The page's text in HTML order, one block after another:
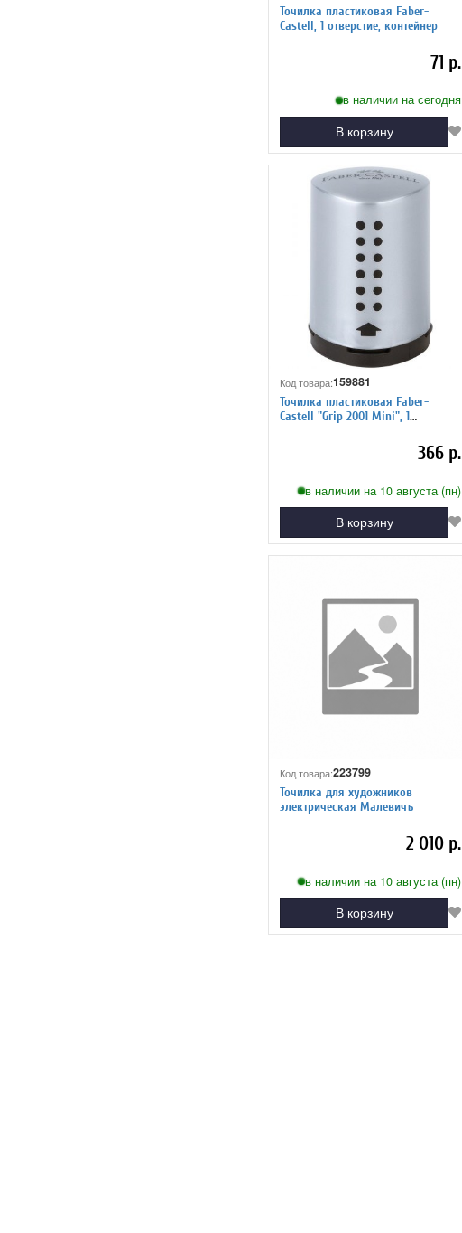
Точилка пластиковая Faber-
Castell, 1 отверстие, контейнер
71 р.
в наличии на сегодня
В корзину
Код товара:159881
Точилка пластиковая Faber-
Castell "Grip 2001 Mini", 1
366 р.
в наличии на 10 августа (пн)
В корзину
Код товара:223799
Точилка для художников
электрическая Малевичъ
2 010 р.
в наличии на 10 августа (пн)
В корзину